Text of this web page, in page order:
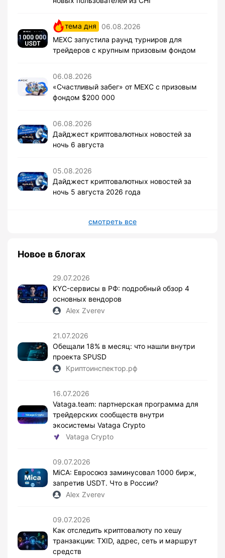
тема дня
06.08.2026
MEXC запустила раунд турниров для
трейдеров с крупным призовым фондом
06.08.2026
«Счастливый забег» от MEXC с призовым
фондом $200 000
06.08.2026
Дайджест криптовалютных новостей за
ночь 6 августа
05.08.2026
Дайджест криптовалютных новостей за
ночь 5 августа 2026 года
смотреть все
Новое в блогах
29.07.2026
KYC-сервисы в РФ: подробный обзор 4
основных вендоров
Alex Zverev
21.07.2026
Обещали 18% в месяц: что нашли внутри
проекта SPUSD
Криптоинспектор.рф
16.07.2026
Vataga.team: партнерская программа для
трейдерских сообществ внутри
экосистемы Vataga Crypto
Vataga Crypto
09.07.2026
MiCA: Евросоюз заминусовал 1000 бирж,
запретив USDT. Что в России?
Alex Zverev
09.07.2026
Как отследить криптовалюту по хешу
транзакции: TXID, адрес, сеть и маршрут
средств